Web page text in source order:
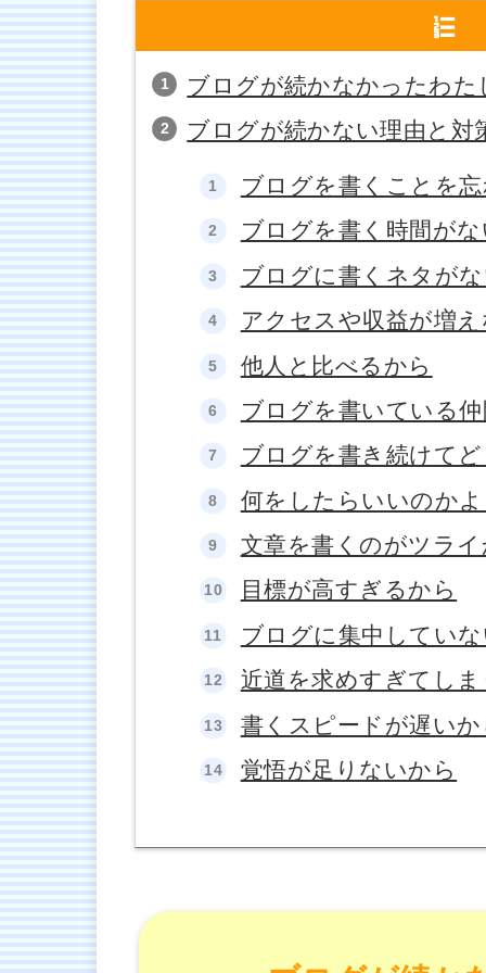
ブログが続かなかったわた
ブログが続かない理由と対
ブログを書くことを
ブログを書く時間がな
ブログに書くネタが
アクセスや収益が増え
他人と比べるから
ブログを書いている
ブログを書き続けて
何をしたらいいのか
文章を書くのがツライ
目標が高すぎるから
ブログに集中していな
近道を求めすぎてしま
書くスピードが遅いか
覚悟が足りないから